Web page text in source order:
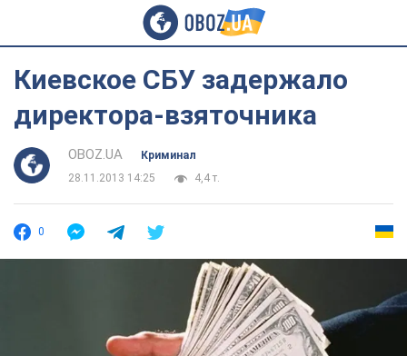
Киевское СБУ задержало
директора-взяточника
OBOZ.UA
Криминал
28.11.2013 14:25
4,4 т.
0